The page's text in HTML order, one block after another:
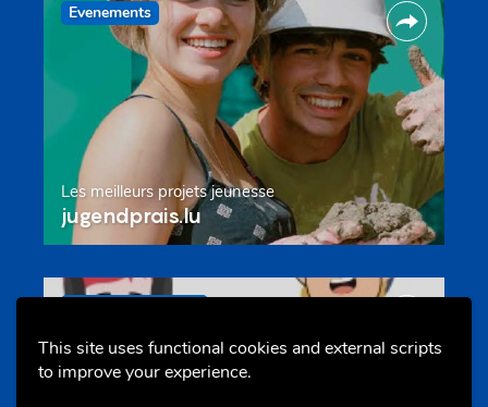
This site uses functional cookies and external scripts
to improve your experience.
Evenements
Les meilleurs projets jeunesse
jugendprais.lu